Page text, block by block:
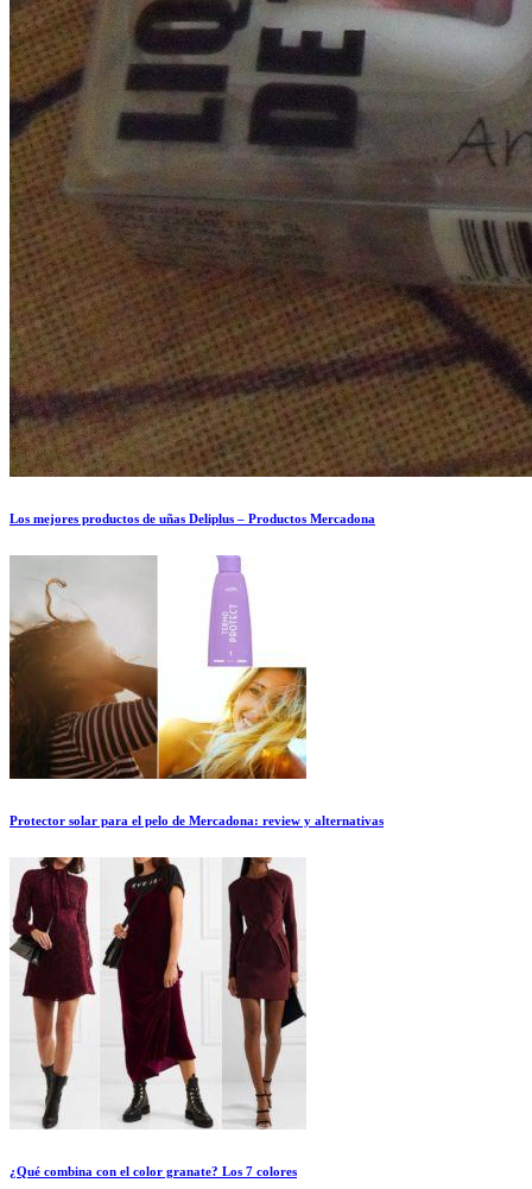
Los mejores productos de uñas Deliplus – Productos Mercadona
Protector solar para el pelo de Mercadona: review y alternativas
¿Qué combina con el color granate? Los 7 colores